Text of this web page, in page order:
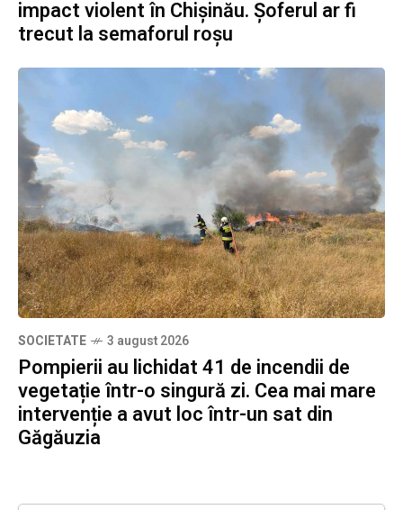
impact violent în Chișinău. Șoferul ar fi
trecut la semaforul roșu
SOCIETATE 3 august 2026
Pompierii au lichidat 41 de incendii de
vegetație într-o singură zi. Cea mai mare
intervenție a avut loc într-un sat din
Găgăuzia